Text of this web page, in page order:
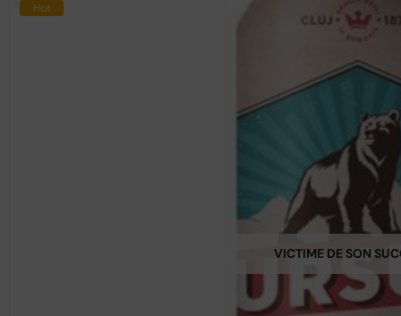
Hot
VICTIME DE SON